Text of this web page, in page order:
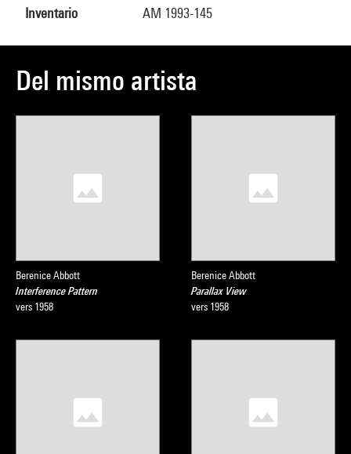
Inventario AM 1993-145
Del mismo artista
Berenice Abbott
Interference Pattern
vers 1958
Berenice Abbott
Parallax View
vers 1958